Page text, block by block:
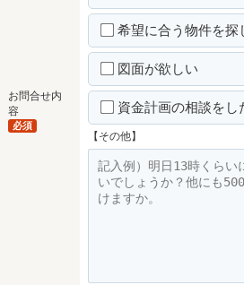
お問合せ内
容
必須
希望に合う物件を探
図面が欲しい
資金計画の相談をし
【その他】